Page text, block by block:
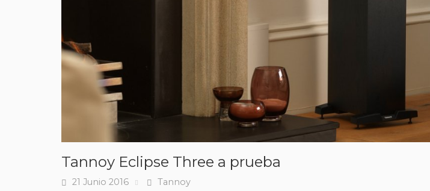
Tannoy Eclipse Three a prueba
Fecha
21 Junio 2016 Tags
Tannoy